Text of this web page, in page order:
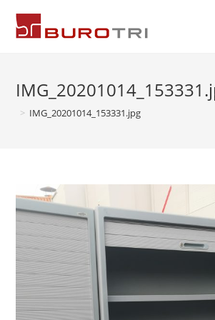
> IMG_20201014_153331.jpg